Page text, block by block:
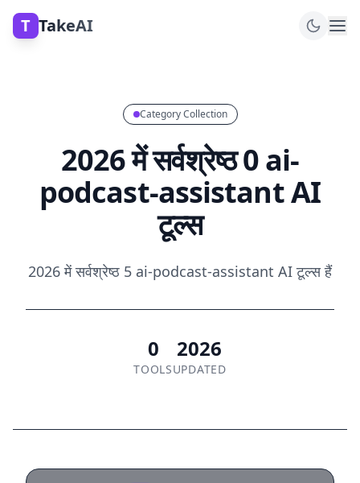
T TakeAI
Category Collection
2026 में सर्वश्रेष्ठ 0 ai-
podcast-assistant AI
टूल्स
2026 में सर्वश्रेष्ठ 5 ai-podcast-assistant AI टूल्स हैं
0
TOOLS
2026
UPDATED